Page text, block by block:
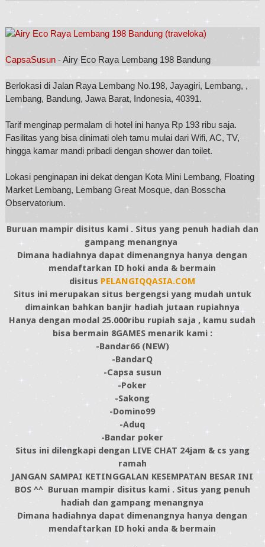
CapsaSusun - Airy Eco Raya Lembang 198 Bandung
Berlokasi di Jalan Raya Lembang No.198, Jayagiri, Lembang, ,
Lembang, Bandung, Jawa Barat, Indonesia, 40391.
Tarif menginap permalam di hotel ini hanya Rp 193 ribu saja.
Fasilitas yang bisa dinimati oleh tamu mulai dari Wifi, AC, TV,
hingga kamar mandi pribadi dengan shower dan toilet.
Lokasi penginapan ini dekat dengan Kota Mini Lembang, Floating
Market Lembang, Lembang Great Mosque, dan Bosscha
Observatorium.
Buruan mampir disitus kami . Situs yang penuh hadiah dan
gampang menangnya
Dimana hadiahnya dapat dimenangnya hanya dengan
mendaftarkan ID hoki anda & bermain
disitus PELANGIQQASIA.COM
Situs ini merupakan situs bergengsi yang mudah untuk
dimainkan bahkan banjir hadiah jutaan rupiahnya
Hanya dengan modal 25.000ribu rupiah saja , kamu sudah
bisa bermain 8GAMES menarik kami :
-Bandar66 (NEW)
-BandarQ
-Capsa susun
-Poker
-Sakong
-Domino99
-Aduq
-Bandar poker
Situs ini dilengkapi dengan LIVE CHAT 24jam & cs yang
ramah
JANGAN SAMPAI KETINGGALAN KESEMPATAN BESAR INI
BOS ^^ Buruan mampir disitus kami . Situs yang penuh
hadiah dan gampang menangnya
Dimana hadiahnya dapat dimenangnya hanya dengan
mendaftarkan ID hoki anda & bermain